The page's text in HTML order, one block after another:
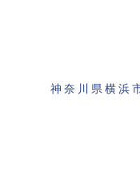
神奈川県横浜